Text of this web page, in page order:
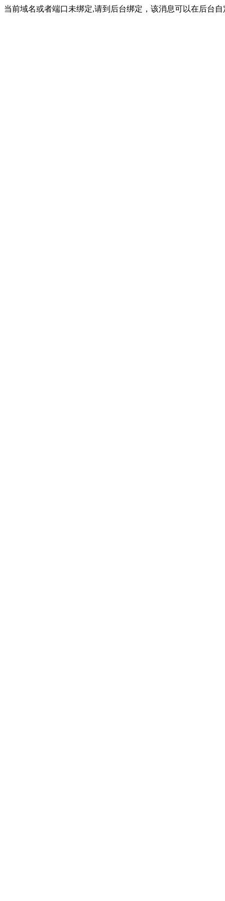
当前域名或者端口未绑定,请到后台绑定，该消息可以在后台自